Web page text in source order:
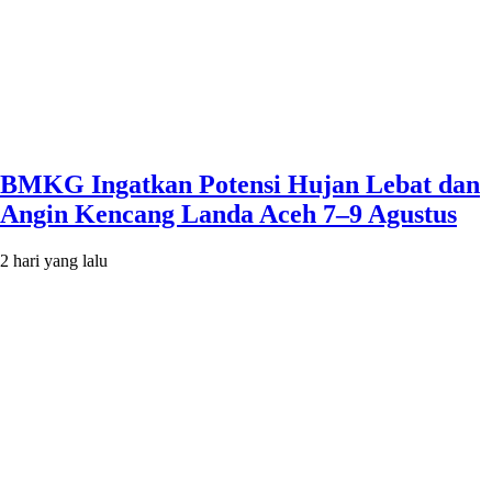
BMKG Ingatkan Potensi Hujan Lebat dan
Angin Kencang Landa Aceh 7–9 Agustus
2 hari yang lalu